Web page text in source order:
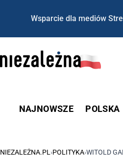
Wsparcie dla mediów
NAJNOWSZE POLSKA
NIEZALEŻNA.PL ›POLITYKA›WITOLD